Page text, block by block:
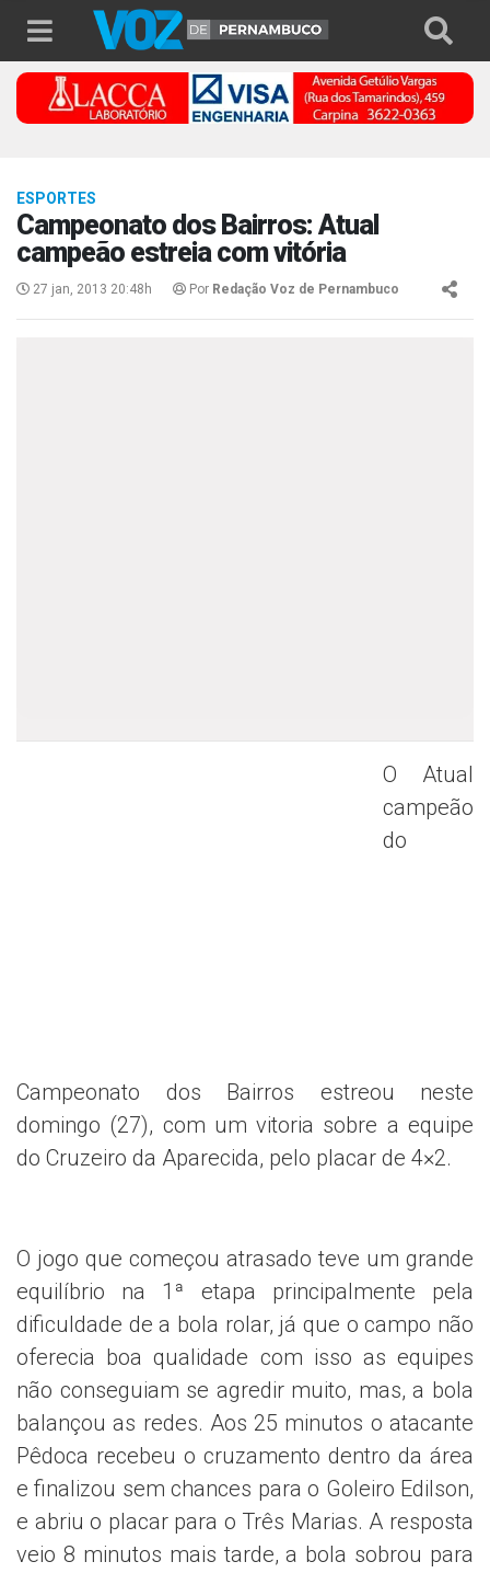
ESPORTES
Campeonato dos Bairros: Atual
campeão estreia com vitória
27 jan, 2013 20:48h Por Redação Voz de Pernambuco
O Atual
campeão
do
Campeonato dos Bairros estreou neste
domingo (27), com um vitoria sobre a equipe
do Cruzeiro da Aparecida, pelo placar de 4×2.
O jogo que começou atrasado teve um grande
equilíbrio na 1ª etapa principalmente pela
dificuldade de a bola rolar, já que o campo não
oferecia boa qualidade com isso as equipes
não conseguiam se agredir muito, mas, a bola
balançou as redes. Aos 25 minutos o atacante
Pêdoca recebeu o cruzamento dentro da área
e finalizou sem chances para o Goleiro Edilson,
e abriu o placar para o Três Marias. A resposta
veio 8 minutos mais tarde, a bola sobrou para